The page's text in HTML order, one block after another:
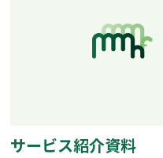
サービス紹介資料